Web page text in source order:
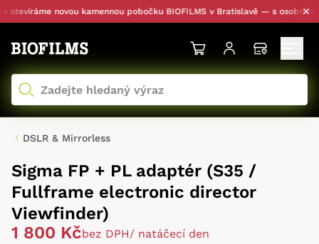
novou kamennou pobočku BIOFILMS v Bratislavě — s osobním
DSLR & Mirrorless
Sigma FP + PL adaptér (S35 /
Fullframe electronic director
Viewfinder)
1 800 Kčbez DPH/ natáčecí den